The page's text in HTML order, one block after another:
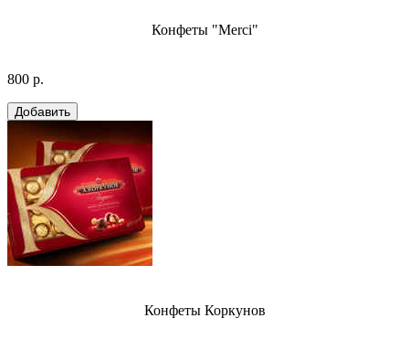
Конфеты "Merci"
800 р.
Конфеты Коркунов